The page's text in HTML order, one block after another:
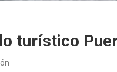
turístico